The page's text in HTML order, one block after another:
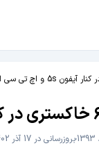
بروزرسانی در 17 آذر 1402